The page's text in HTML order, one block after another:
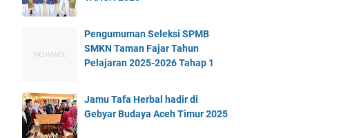
Pengumuman Seleksi SPMB
SMKN Taman Fajar Tahun
Pelajaran 2025-2026 Tahap 1
Jamu Tafa Herbal hadir di
Gebyar Budaya Aceh Timur 2025